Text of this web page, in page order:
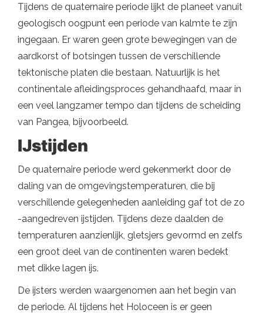
Tijdens de quaternaire periode lijkt de planeet vanuit
geologisch oogpunt een periode van kalmte te zijn
ingegaan. Er waren geen grote bewegingen van de
aardkorst of botsingen tussen de verschillende
tektonische platen die bestaan. Natuurlijk is het
continentale afleidingsproces gehandhaafd, maar in
een veel langzamer tempo dan tijdens de scheiding
van Pangea, bijvoorbeeld.
IJstijden
De quaternaire periode werd gekenmerkt door de
daling van de omgevingstemperaturen, die bij
verschillende gelegenheden aanleiding gaf tot de zo
-aangedreven ijstijden. Tijdens deze daalden de
temperaturen aanzienlijk, gletsjers gevormd en zelfs
een groot deel van de continenten waren bedekt
met dikke lagen ijs.
De ijsters werden waargenomen aan het begin van
de periode. Al tijdens het Holoceen is er geen